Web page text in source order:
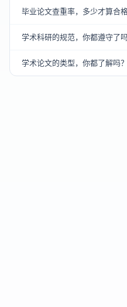
毕业论文查重率，多少才算合格
学术科研的规范，你都遵守了吗
学术论文的类型，你都了解吗？